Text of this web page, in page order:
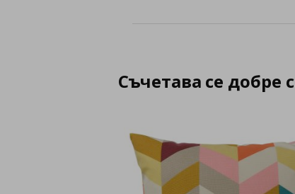
Съчетава се добре с